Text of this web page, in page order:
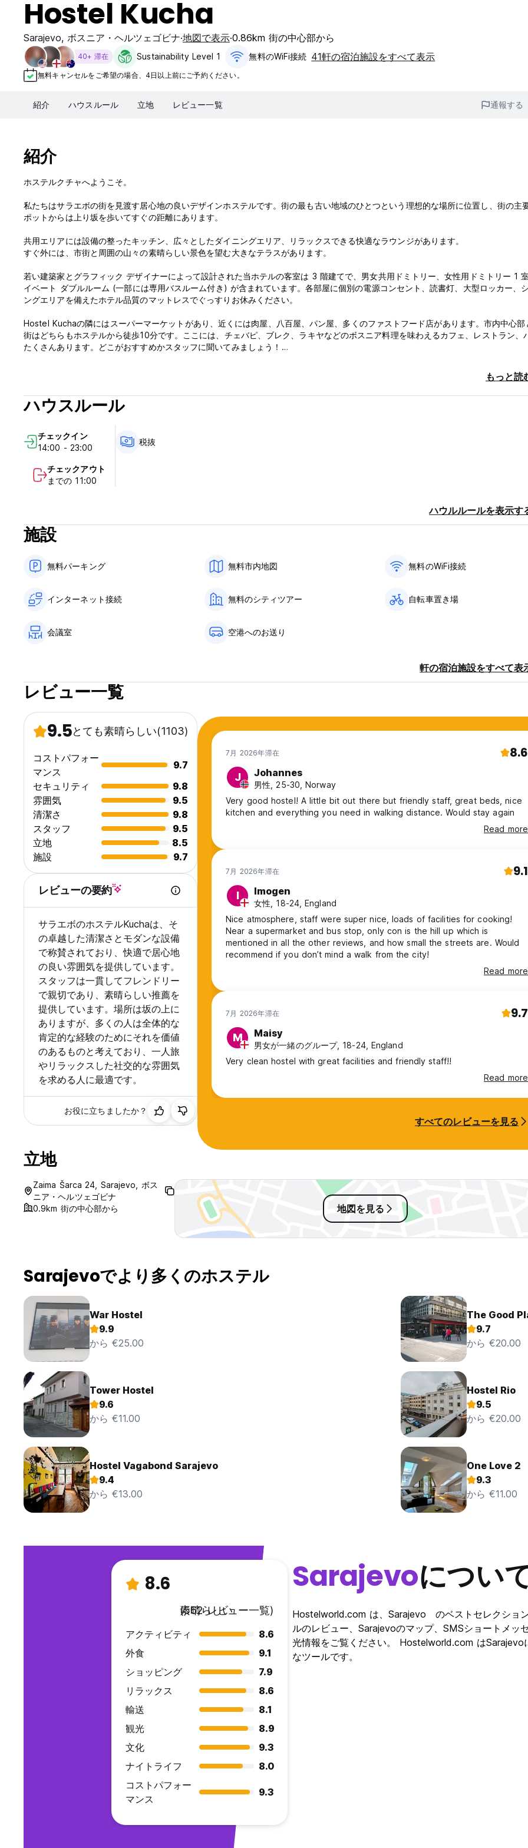
Hostel Kucha
Sarajevo, ボスニア・ヘルツェゴビナ 地図で表示 0.86km 街の中心部から
40+ 滞在 Sustainability Level 1 無料のWiFi接続 41軒の宿泊施設をすべて表示
無料キャンセルをご希望の場合、4日以上前にご予約ください。
紹介 ハウスルール 立地 レビュー一覧 通報する
紹介
ホステルクチャへようこそ。
私たちはサラエボの街を見渡す居心地の良いデザインホステルです。街の最も古い地域のひとつという理想的な場所に位置し、街の主
ポットからは上り坂を歩いてすぐの距離にあります。
共用エリアには設備の整ったキッチン、広々としたダイニングエリア、リラックスできる快適なラウンジがあります。
すぐ外には、市街と周囲の山々の素晴らしい景色を望む大きなテラスがあります。
若い建築家とグラフィック デザイナーによって設計された当ホテルの客室は 3 階建てで、男女共用ドミトリー、女性用ドミトリー 1
イベート ダブルルーム (一部には専用バスルーム付き) が含まれています。各部屋に個別の電源コンセント、読書灯、大型ロッカー、
ングエリアを備えたホテル品質のマットレスでぐっすりお休みください。
Hostel Kuchaの隣にはスーパーマーケットがあり、近くには肉屋、八百屋、パン屋、多くのファストフード店があります。市内中心部
街はどちらもホステルから徒歩10分です。ここには、チェバピ、ブレク、ラキヤなどのボスニア料理を味わえるカフェ、レストラン、
たくさんあります。どこがおすすめかスタッフに聞いてみましょう！
- ボスニアで最高の談話室
- 無料のベッドリネンとタオル
- ランドリーサービスをご利用いただけます
- 市街とオリンピック山の景色を望む大きな屋外テラス
- 無料の荷物預かり - チェックイン前後
- 無料の市内地図
- 門限なし
※24時間受付ではございませんので、24時以降にご到着予定の場合はご連絡ください。でも心配しないでください。門限はありません
にはいつも誰かがいます。 (Auto-translated from original language)
もっと読
ハウスルール
チェックイン
14:00 - 23:00
チェックアウト
までの 11:00
税抜
ハウルルールを表示す
施設
無料パーキング 無料市内地図 無料のWiFi接続
インターネット接続 無料のシティツアー 自転車置き場
会議室 空港へのお送り
軒の宿泊施設をすべて表
レビュー一覧
9.5とても素晴らしい(1103)
コストパフォー
マンス
9.7
セキュリティ
9.8
雰囲気
9.5
清潔さ
9.8
スタッフ
9.5
立地
8.5
施設
9.7
レビューの要約
サラエボのホステルKuchaは、そ
の卓越した清潔さとモダンな設備
で称賛されており、快適で居心地
の良い雰囲気を提供しています。
スタッフは一貫してフレンドリー
で親切であり、素晴らしい推薦を
提供しています。場所は坂の上に
ありますが、多くの人は全体的な
肯定的な経験のためにそれを価値
のあるものと考えており、一人旅
やリラックスした社交的な雰囲気
を求める人に最適です。
お役に立ちましたか？
7月 2026年滞在 8.6
J Johannes
男性, 25-30, Norway
Very good hostel! A little bit out there but friendly staff, great beds, nice
kitchen and everything you need in walking distance. Would stay again
Read more
7月 2026年滞在 9.1
I Imogen
女性, 18-24, England
Nice atmosphere, staff were super nice, loads of facilities for cooking!
Near a supermarket and bus stop, only con is the hill up which is
mentioned in all the other reviews, and how small the streets are. Would
recommend if you don’t mind a walk from the city!
Read more
7月 2026年滞在 9.7
M Maisy
男女が一緒のグループ, 18-24, England
Very clean hostel with great facilities and friendly staff!!
Read more
すべてのレビューを見る
立地
Zaima Šarca 24, Sarajevo, ボス
ニア・ヘルツェゴビナ
0.9km 街の中心部から
地図を見る
Sarajevoでより多くのホステル
War Hostel
9.9
から €25.00
The Good
9.7
から €20.00
Tower Hostel
9.6
から €11.00
Hostel Rio
9.5
から €20.00
Hostel Vagabond Sarajevo
9.4
から €13.00
One Love 2
9.3
から €11.00
8.6
素晴らしい
(562 レビュー一覧)
アクティビティ
8.6
外食
9.1
ショッピング
7.9
リラックス
8.6
輸送
8.1
観光
8.9
文化
9.3
ナイトライフ
8.0
コストパフォー
マンス
9.3
Sarajevoについ
Hostelworld.com は、Sarajevo のベストセレクショ
ルのレビュー、Sarajevoのマップ、SMSショートメッ
光情報をご覧ください。 Hostelworld.com はSarajevo
なツールです。